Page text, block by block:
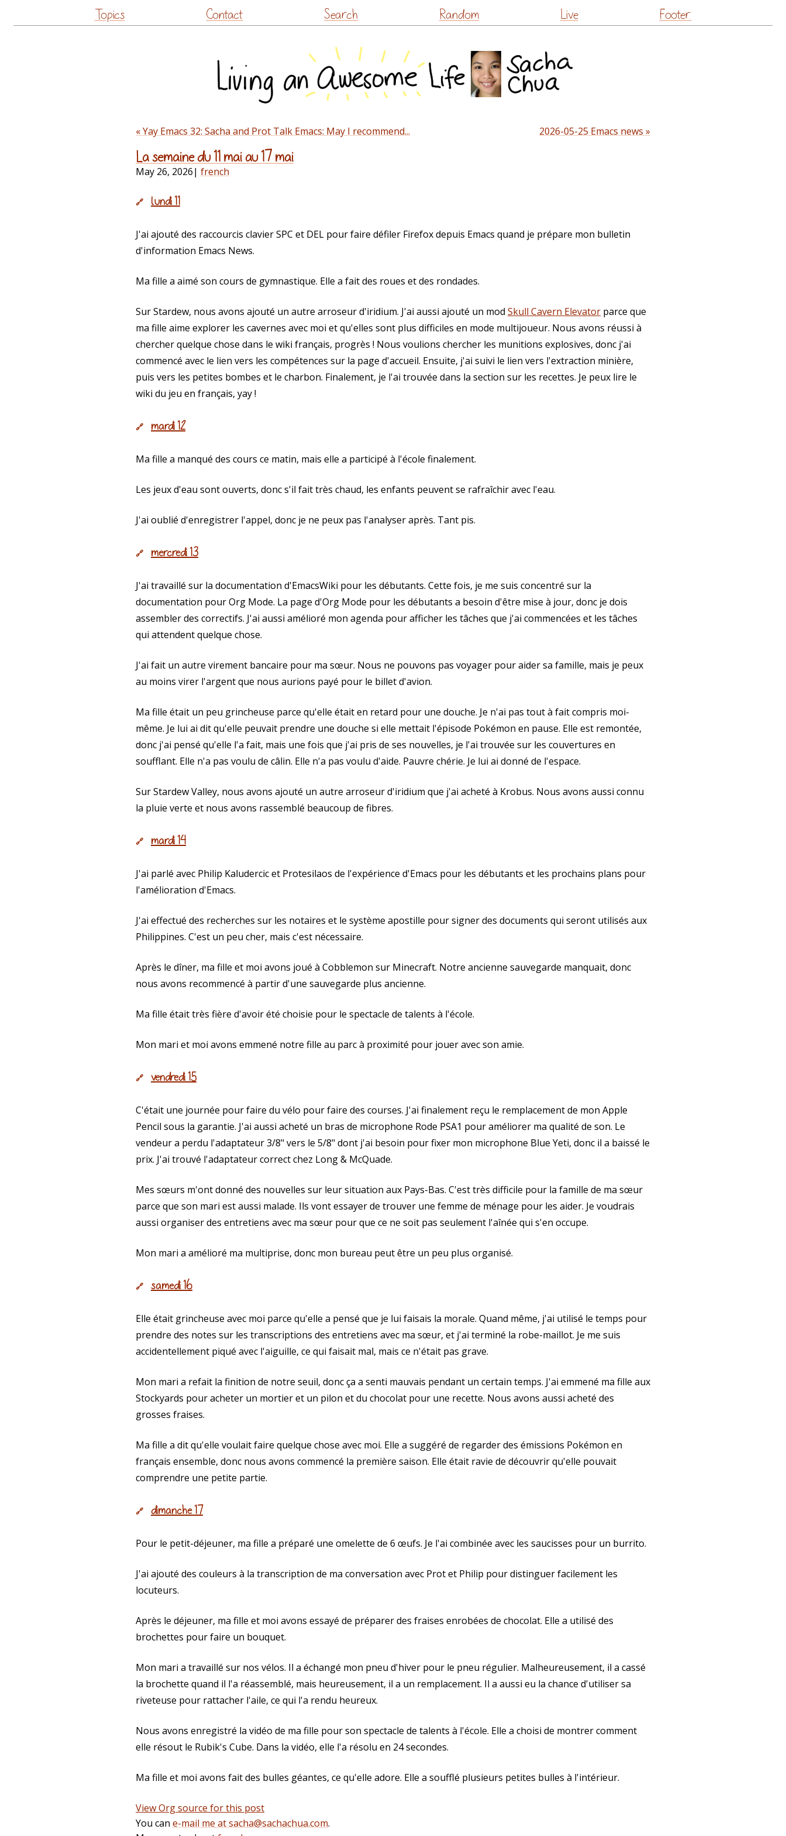
to
Topics Contact Search Random Live Footer
« Yay Emacs 32: Sacha and Prot Talk Emacs: May I recommend... 2026-05-25 Emacs news »
La semaine du 11 mai au 17 mai
May 26, 2026| french
🔗 lundi 11
J'ai ajouté des raccourcis clavier SPC et DEL pour faire défiler Firefox depuis Emacs quand je prépare mon bulletin
d'information Emacs News.
Ma fille a aimé son cours de gymnastique. Elle a fait des roues et des rondades.
Sur Stardew, nous avons ajouté un autre arroseur d'iridium. J'ai aussi ajouté un mod Skull Cavern Elevator parce que
ma fille aime explorer les cavernes avec moi et qu'elles sont plus difficiles en mode multijoueur. Nous avons réussi à
chercher quelque chose dans le wiki français, progrès ! Nous voulions chercher les munitions explosives, donc j'ai
commencé avec le lien vers les compétences sur la page d'accueil. Ensuite, j'ai suivi le lien vers l'extraction minière,
puis vers les petites bombes et le charbon. Finalement, je l'ai trouvée dans la section sur les recettes. Je peux lire le
wiki du jeu en français, yay !
🔗 mardi 12
Ma fille a manqué des cours ce matin, mais elle a participé à l'école finalement.
Les jeux d'eau sont ouverts, donc s'il fait très chaud, les enfants peuvent se rafraîchir avec l'eau.
J'ai oublié d'enregistrer l'appel, donc je ne peux pas l'analyser après. Tant pis.
🔗 mercredi 13
J'ai travaillé sur la documentation d'EmacsWiki pour les débutants. Cette fois, je me suis concentré sur la
documentation pour Org Mode. La page d'Org Mode pour les débutants a besoin d'être mise à jour, donc je dois
assembler des correctifs. J'ai aussi amélioré mon agenda pour afficher les tâches que j'ai commencées et les tâches
qui attendent quelque chose.
J'ai fait un autre virement bancaire pour ma sœur. Nous ne pouvons pas voyager pour aider sa famille, mais je peux
au moins virer l'argent que nous aurions payé pour le billet d'avion.
Ma fille était un peu grincheuse parce qu'elle était en retard pour une douche. Je n'ai pas tout à fait compris moi-
même. Je lui ai dit qu'elle peuvait prendre une douche si elle mettait l'épisode Pokémon en pause. Elle est remontée,
donc j'ai pensé qu'elle l'a fait, mais une fois que j'ai pris de ses nouvelles, je l'ai trouvée sur les couvertures en
soufflant. Elle n'a pas voulu de câlin. Elle n'a pas voulu d'aide. Pauvre chérie. Je lui ai donné de l'espace.
Sur Stardew Valley, nous avons ajouté un autre arroseur d'iridium que j'ai acheté à Krobus. Nous avons aussi connu
la pluie verte et nous avons rassemblé beaucoup de fibres.
🔗 mardi 14
J'ai parlé avec Philip Kaludercic et Protesilaos de l'expérience d'Emacs pour les débutants et les prochains plans pour
l'amélioration d'Emacs.
J'ai effectué des recherches sur les notaires et le système apostille pour signer des documents qui seront utilisés aux
Philippines. C'est un peu cher, mais c'est nécessaire.
Après le dîner, ma fille et moi avons joué à Cobblemon sur Minecraft. Notre ancienne sauvegarde manquait, donc
nous avons recommencé à partir d'une sauvegarde plus ancienne.
Ma fille était très fière d'avoir été choisie pour le spectacle de talents à l'école.
Mon mari et moi avons emmené notre fille au parc à proximité pour jouer avec son amie.
🔗 vendredi 15
C'était une journée pour faire du vélo pour faire des courses. J'ai finalement reçu le remplacement de mon Apple
Pencil sous la garantie. J'ai aussi acheté un bras de microphone Rode PSA1 pour améliorer ma qualité de son. Le
vendeur a perdu l'adaptateur 3/8" vers le 5/8" dont j'ai besoin pour fixer mon microphone Blue Yeti, donc il a baissé le
prix. J'ai trouvé l'adaptateur correct chez Long & McQuade.
Mes sœurs m'ont donné des nouvelles sur leur situation aux Pays-Bas. C'est très difficile pour la famille de ma sœur
parce que son mari est aussi malade. Ils vont essayer de trouver une femme de ménage pour les aider. Je voudrais
aussi organiser des entretiens avec ma sœur pour que ce ne soit pas seulement l'aînée qui s'en occupe.
Mon mari a amélioré ma multiprise, donc mon bureau peut être un peu plus organisé.
🔗 samedi 16
Elle était grincheuse avec moi parce qu'elle a pensé que je lui faisais la morale. Quand même, j'ai utilisé le temps pour
prendre des notes sur les transcriptions des entretiens avec ma sœur, et j'ai terminé la robe-maillot. Je me suis
accidentellement piqué avec l'aiguille, ce qui faisait mal, mais ce n'était pas grave.
Mon mari a refait la finition de notre seuil, donc ça a senti mauvais pendant un certain temps. J'ai emmené ma fille aux
Stockyards pour acheter un mortier et un pilon et du chocolat pour une recette. Nous avons aussi acheté des
grosses fraises.
Ma fille a dit qu'elle voulait faire quelque chose avec moi. Elle a suggéré de regarder des émissions Pokémon en
français ensemble, donc nous avons commencé la première saison. Elle était ravie de découvrir qu'elle pouvait
comprendre une petite partie.
🔗 dimanche 17
Pour le petit-déjeuner, ma fille a préparé une omelette de 6 œufs. Je l'ai combinée avec les saucisses pour un burrito.
J'ai ajouté des couleurs à la transcription de ma conversation avec Prot et Philip pour distinguer facilement les
locuteurs.
Après le déjeuner, ma fille et moi avons essayé de préparer des fraises enrobées de chocolat. Elle a utilisé des
brochettes pour faire un bouquet.
Mon mari a travaillé sur nos vélos. Il a échangé mon pneu d'hiver pour le pneu régulier. Malheureusement, il a cassé
la brochette quand il l'a réassemblé, mais heureusement, il a un remplacement. Il a aussi eu la chance d'utiliser sa
riveteuse pour rattacher l'aile, ce qui l'a rendu heureux.
Nous avons enregistré la vidéo de ma fille pour son spectacle de talents à l'école. Elle a choisi de montrer comment
elle résout le Rubik's Cube. Dans la vidéo, elle l'a résolu en 24 secondes.
Ma fille et moi avons fait des bulles géantes, ce qu'elle adore. Elle a soufflé plusieurs petites bulles à l'intérieur.
View Org source for this post
You can e-mail me at sacha@sachachua.com.